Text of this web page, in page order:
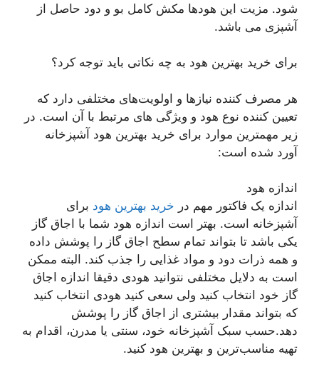
شود. مزیت این هودها مکش کامل بو و دود حاصل از
آشپزی می باشد.
برای خرید بهترین هود به چه نکاتی باید توجه کرد؟
هر مصرف کننده نیازها و اولویت‌‌های مختلفی دارد که
تعیین کننده نوع هود و ویژگی های مرتبط با آن است. در
زیر مهمترین موارد برای خرید بهترین هود آشپزخانه
آورد شده است:
اندازه هود
اندازه یک فاکتور مهم در خرید بهترین هود برای
آشپزخانه است. بهتر است اندازه هود شما با اجاق گاز
یکی باشد تا بتواند تمام سطح اجاق گاز را پوشش داده
و همه ذرات دود و مواد غذایی را جذب کند. البته ممکن
است به دلایل مختلفی نتوانید هودی دقیقا اندازه اجاق
گاز خود انتخاب کنید ولی سعی کنید هودی انتخاب کنید
که بتواند مقدار بیشتری از اجاق گاز را پوشش
دهد.حسب سبک آشپزخانه خود، سنتی یا مدرن، اقدام به
تهیه مناسب‌ترین و بهترین هود کنید.